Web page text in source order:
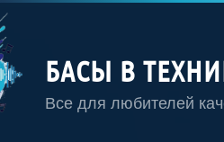
БАСЫ В
Все для любителей